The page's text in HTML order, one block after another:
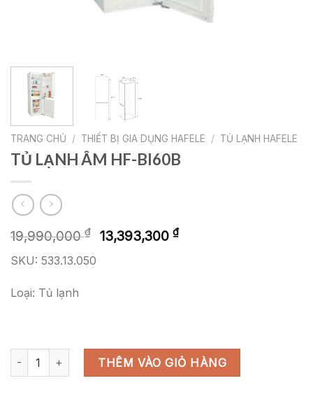
TRANG CHỦ / THIẾT BỊ GIA DỤNG HAFELE / TỦ LẠNH HAFELE
TỦ LẠNH ÂM HF-BI60B
19,990,000₫
Giá
13,393,300 ₫Giá
SKU: 533.13.050
Loại: Tủ lạnh
TỦ LẠNH ÂM HF-BI60B số lượngTHÊM VÀO GIỎ HÀNG